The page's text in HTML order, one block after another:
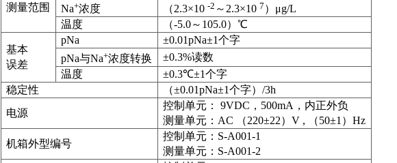
测量范围
Na+浓度 （2.3×10-2 ～ 2.3×10 7 ）μg/L
温度
（-5.0～ 105.0）℃
基本
误差
pNa ±0.01pNa±1个字
pNa与Na+浓度转换 ±0.3%读数
温度
±0.3℃±1个字
稳定性
（±0.01pNa±1个字）/3h
电源
控制单元： 9VDC ， 500mA ，内正外负
测量单元： AC （220±22）V , （50±1）Hz
机箱外型编号
控制单元： S-A001-1
测量单元： S-A001-2